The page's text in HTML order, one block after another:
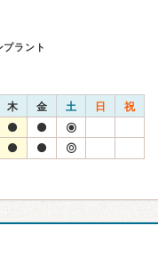
プラント
木 金 土 日 祝